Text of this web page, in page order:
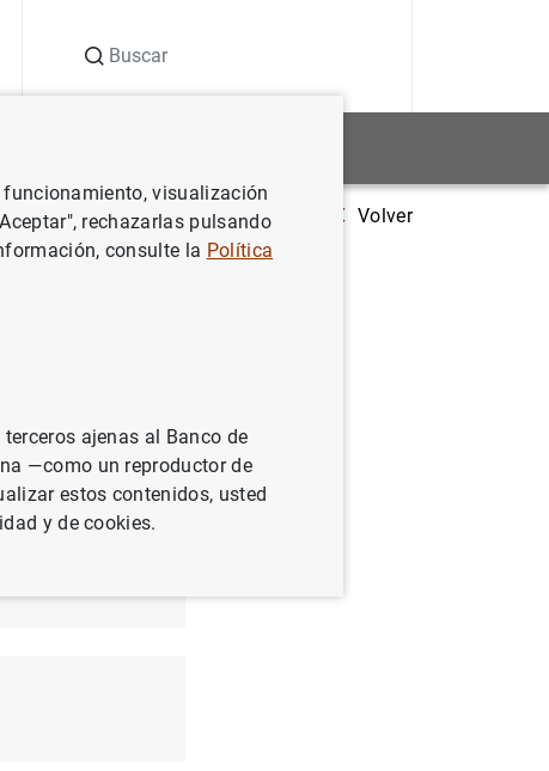
Estadísticas de los tipos de interés aplicados por las IFM de la zona
Volver
visualización
rechazarlas pulsando
consulte la Política
ajenas al Banco de
—como un reproductor de
estos contenidos, usted
y de cookies.